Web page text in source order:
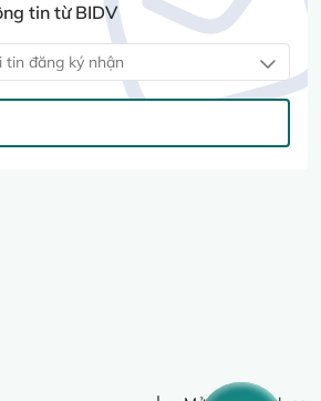
tin từ BIDV
tin đăng ký nhận